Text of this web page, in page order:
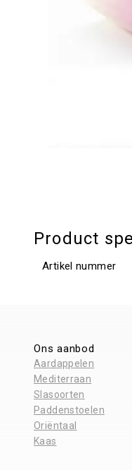
Product
Artikel nummer
Ons aanbod
Aardappelen
Mediterraan
Slasoorten
Paddenstoelen
Oriëntaal
Kaas